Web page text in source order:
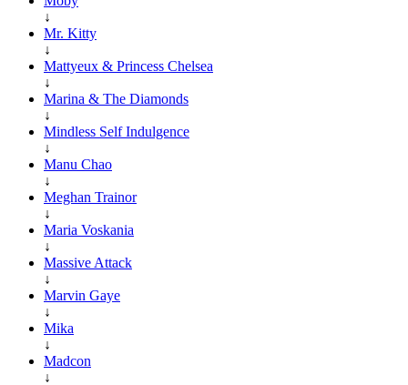
↓
Mr. Kitty
↓
Mattyeux & Princess Chelsea
↓
Marina & The Diamonds
↓
Mindless Self Indulgence
↓
Manu Chao
↓
Meghan Trainor
↓
Maria Voskania
↓
Massive Attack
↓
Marvin Gaye
↓
Mika
↓
Madcon
↓